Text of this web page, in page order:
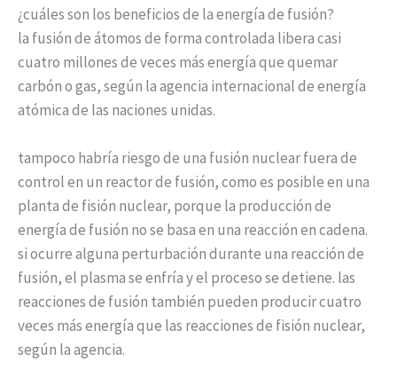
¿cuáles son los beneficios de la energía de fusión?
la fusión de átomos de forma controlada libera casi
cuatro millones de veces más energía que quemar
carbón o gas, según la agencia internacional de energía
atómica de las naciones unidas.
tampoco habría riesgo de una fusión nuclear fuera de
control en un reactor de fusión, como es posible en una
planta de fisión nuclear, porque la producción de
energía de fusión no se basa en una reacción en cadena.
si ocurre alguna perturbación durante una reacción de
fusión, el plasma se enfría y el proceso se detiene. las
reacciones de fusión también pueden producir cuatro
veces más energía que las reacciones de fisión nuclear,
según la agencia.